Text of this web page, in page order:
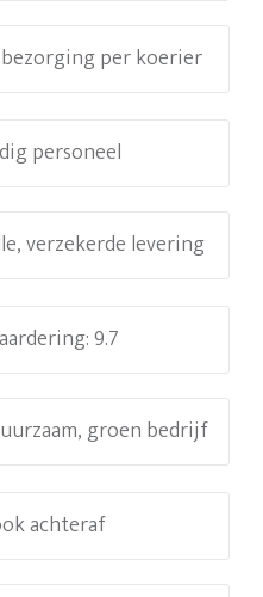
per koerier
personeel
verzekerde levering
9.7
groen bedrijf
achteraf